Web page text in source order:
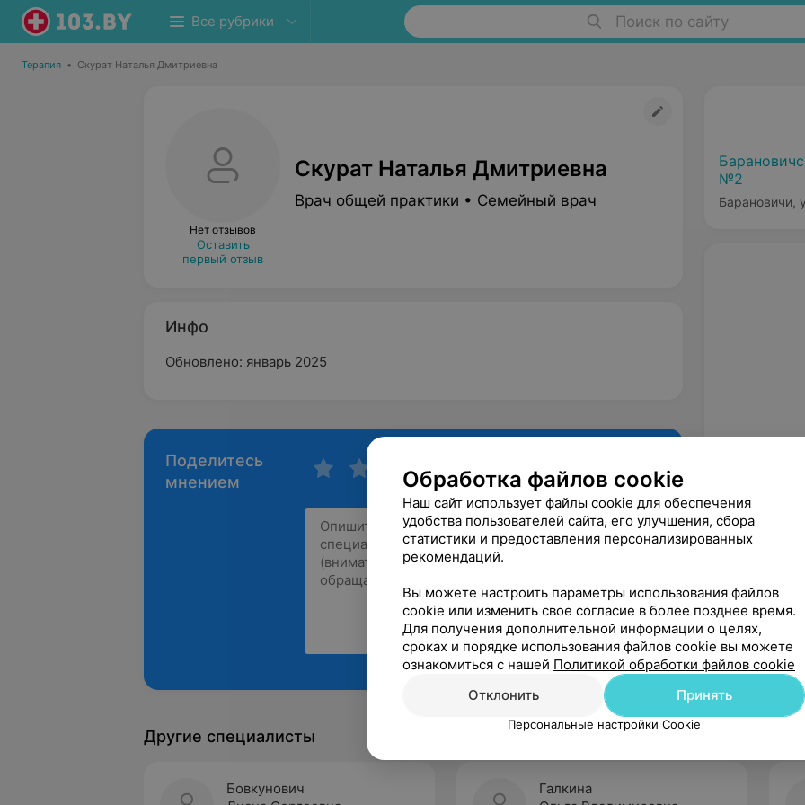
Все рубрики Поиск по сайту
Терапия • Скурат Наталья Дмитриевна
Нет отзывов
Оставить
первый отзыв
Скурат Наталья Дмитриевна
Врач общей практики • Семейный врач
Инфо
Обновлено: январь 2025
Поделитесь
мнением
Рекомендую
№2
Барановичи,
Другие специалисты
Бовкунович
Галкина
Обработка файлов cookie
Наш сайт использует файлы cookie для обеспечения
удобства пользователей сайта, его улучшения, сбора
статистики и предоставления персонализированных
рекомендаций.
Вы можете настроить параметры использования файлов
cookie или изменить свое согласие в более позднее время.
Для получения дополнительной информации о целях,
сроках и порядке использования файлов cookie вы можете
ознакомиться с нашей Политикой обработки файлов cookie
Отклонить
Принять
Персональные настройки Cookie